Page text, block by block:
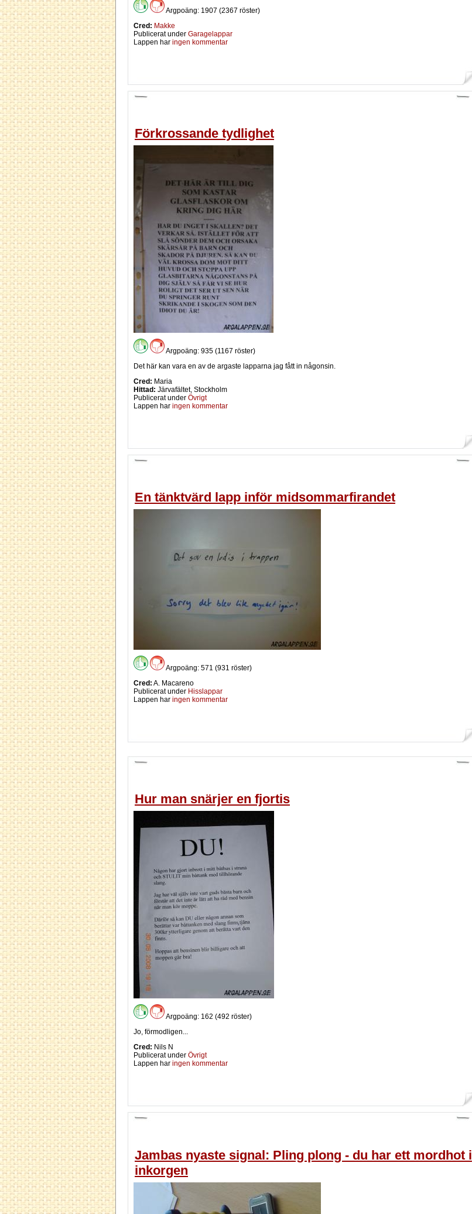
Argpoäng: 1907 (2367 röster)
Cred: Makke
Publicerat under Garagelappar
Lappen har ingen kommentar
Förkrossande tydlighet
Argpoäng: 935 (1167 röster)
Det här kan vara en av de argaste lapparna jag fått in någonsin.
Cred: Maria
Hittad: Järvafältet, Stockholm
Publicerat under Övrigt
Lappen har ingen kommentar
En tänktvärd lapp inför midsommarfirandet
Argpoäng: 571 (931 röster)
Cred: A. Macareno
Publicerat under Hisslappar
Lappen har ingen kommentar
Hur man snärjer en fjortis
Argpoäng: 162 (492 röster)
Jo, förmodligen...
Cred: Nils N
Publicerat under Övrigt
Lappen har ingen kommentar
Jambas nyaste signal: Pling plong - du har ett mordhot i
inkorgen